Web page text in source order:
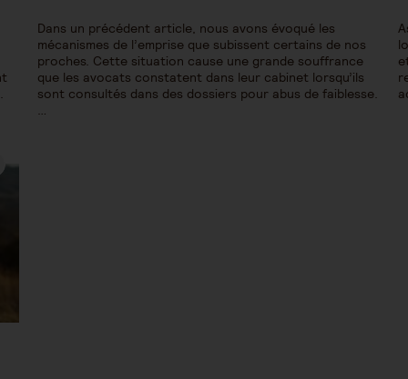
Dans un précédent article, nous avons évoqué les
mécanismes de l’emprise que subissent certains de nos
proches. Cette situation cause une grande souffrance
que les avocats constatent dans leur cabinet lorsqu’ils
sont consultés dans des dossiers pour abus de faiblesse.
…